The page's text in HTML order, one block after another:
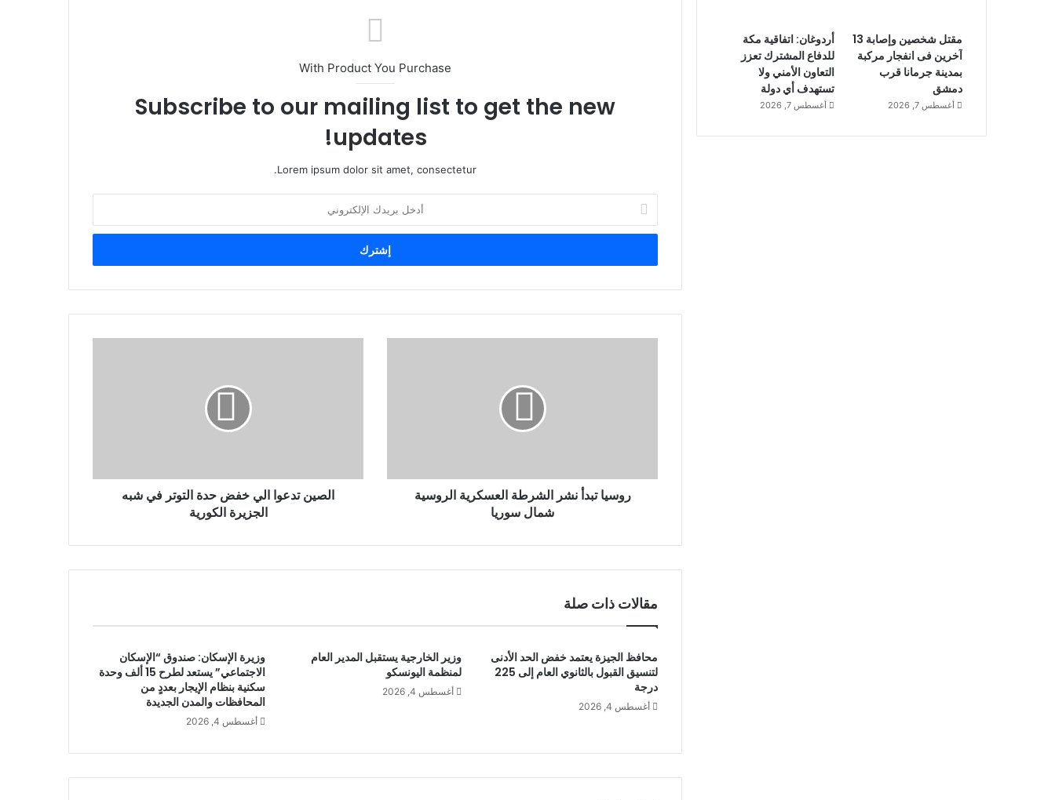
With Product You Purchase
Subscribe to our mailing list to get the new
updates!
Lorem ipsum dolor sit amet, consectetur.
خ
ب
د
ن
روسيا تبدأ نشر الشرطة العسكرية الروسية
شمال سوريا
الصين تدعوا الي خفض حدة التوتر في شبه
الجزيرة الكورية
مقالات ذات صلة
محافظ الجيزة يعتمد خفض الحد الأدنى
لتنسيق القبول بالثانوي العام إلى 225
درجة
أغسطس 4, 2026
وزير الخارجية يستقبل المدير العام
لمنظمة اليونسكو
أغسطس 4, 2026
وزيرة الإسكان: صندوق “الإسكان
الاجتماعي” يستعد لطرح 15 ألف وحدة
سكنية بنظام الإيجار بعددٍ من
المحافظات والمدن الجديدة
أغسطس 4, 2026
مقتل شخصين وإصابة 13
آخرين فى انفجار مركبة
بمدينة جرمانا قرب
دمشق
أغسطس 7, 2026
أردوغان: اتفاقية مكة
للدفاع المشترك تعزز
التعاون الأمني ولا
تستهدف أي دولة
أغسطس 7, 2026